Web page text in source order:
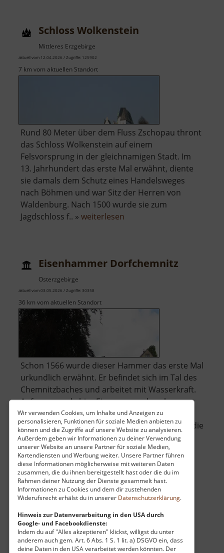
Wir verwenden Cookies, um Inhalte und Anzeigen zu
personalisieren, Funktionen für soziale Medien anbieten zu
können und die Zugriffe auf unsere Website zu analysieren.
Außerdem geben wir Informationen zu deiner Verwendung
unserer Website an unsere Partner für soziale Medien,
Kartendiensten und Werbung weiter. Unsere Partner führen
diese Informationen möglicherweise mit weiteren Daten
zusammen, die du ihnen bereitgestellt hast oder die du im
Rahmen deiner Nutzung der Dienste gesammelt hast.
Informationen zu Cookies und dem dir zustehenden
Widerufsrecht erhälst du in unserer Datenschutzerklärung.
Hinweis zur Datenverarbeitung in den USA durch
Google- und Facebookdienste:
Indem du auf "Alles akzeptieren" klickst, willigst du unter
anderem auch gem. Art. 6 Abs. 1 S. 1 lit. a) DSGVO ein, dass
deine Daten in den USA verarbeitet werden könnten. Der
Schloss Wolkenstein
Mittleres Erzgebirge
aktuell vom 12.04.2026 / Zugriffe: 125902
7 km vom aktuellen Standort
Rund 80 Meter über dem Fluss Zschopau thront
das Schloss Wolkenstein auf einem
Felsvorsprung in der gleichnamigen Stadt. Im
13. Jahrhundert das erste Mal erwähnt, diente
sie damals dem Schutz eines Handelsweges
nach Böhmen und war Sitz der Herren von
Waldenburg. Nach 1500 wurde sie zum
Jagdschloss f.. » weiterlesen
Eisenhammer Dorfchemnitz
Osterzgebirge
aktuell vom 03.05.2026 / Zugriffe: 30358
36 km vom aktuellen Standort
Schon 1566 wurde dieser Hammer das erste Mal
urkundlich erwähnt. Er befindet sich im Tal des
Chemnitzbaches und arbeitet mit Wasserkraft.
Anfangs wurde hier Eisenerz geschmolzen,
welches im nahegelegenen Wolfsgrund
abgebaut wurde. Doch bald erschöpften sich die
Gruben und der Schmelzofen wurde zur S.. »
weiterlesenüber
Eisenhammer
Dorfchemnitz
Senfmühle Colmnitz
Osterzgebirge
aktuell vom 07.06.2026 / Zugriffe: 3879
50 km vom aktuellen Standort